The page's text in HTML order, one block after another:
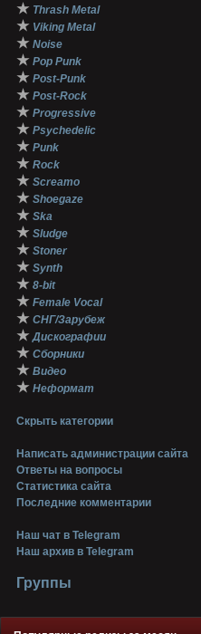
★ Thrash Metal
★ Viking Metal
★ Noise
★ Pop Punk
★ Post-Punk
★ Post-Rock
★ Progressive
★ Psychedelic
★ Punk
★ Rock
★ Screamo
★ Shoegaze
★ Ska
★ Sludge
★ Stoner
★ Synth
★ 8-bit
★ Female Vocal
★ СНГ/Зарубеж
★ Дискографии
★ Сборники
★ Видео
★ Неформат
Скрыть категории
Написать администрации сайта
Ответы на вопросы
Статистика сайта
Последние комментарии
Наш чат в Telegram
Наш архив в Telegram
Группы